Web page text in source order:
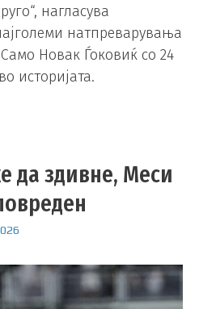
нагласува
натпреварувања
Новак Ѓоковиќ со 24
историјата.
да здивне, Меси